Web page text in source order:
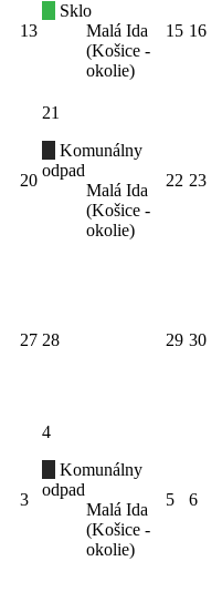
13
Sklo
Malá Ida
(Košice -
okolie)
15 16
20
21
Komunálny
odpad
Malá Ida
(Košice -
okolie)
22 23
27 28 29 30
3
4
Komunálny
odpad
Malá Ida
(Košice -
okolie)
5 6